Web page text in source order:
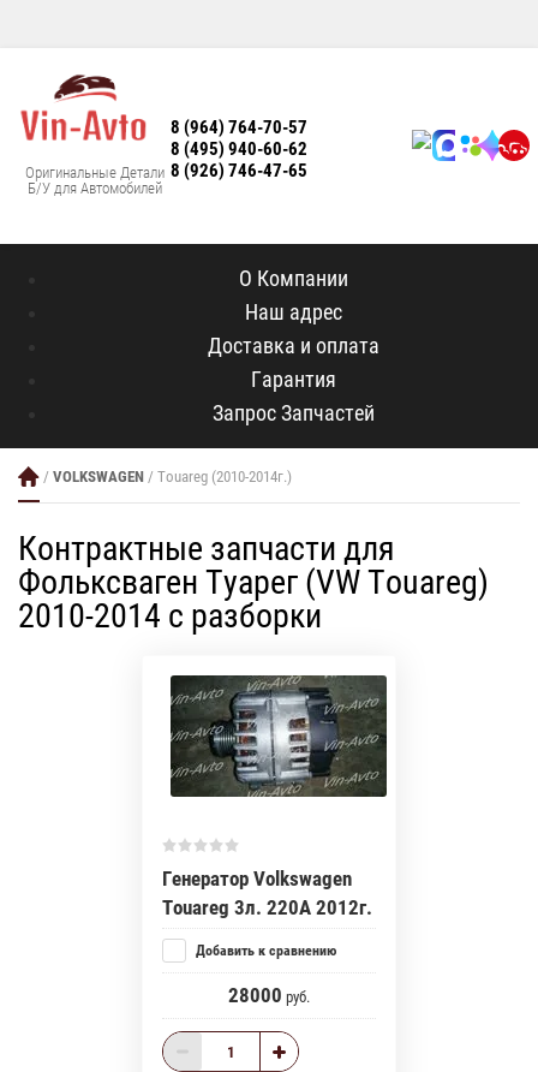
Оригинальные Детали
Б/У для Автомобилей
8 (964) 764-70-57
8 (495) 940-60-62
8 (926) 746-47-65
О Компании
Наш адрес
Доставка и оплата
Гарантия
Запрос Запчастей
/ VOLKSWAGEN / Touareg (2010-2014г.)
Контрактные запчасти для
Фольксваген Туарег (VW Touareg)
2010-2014 с разборки
Генератор Volkswagen
Touareg 3л. 220А 2012г.
Добавить к сравнению
28000 руб.